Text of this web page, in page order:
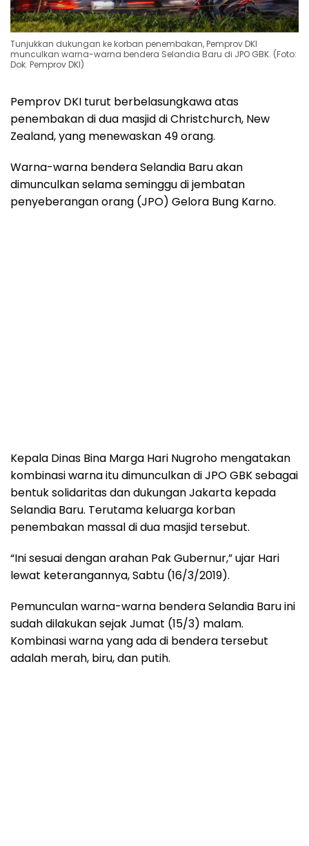
Tunjukkan dukungan ke korban penembakan, Pemprov DKI
munculkan warna-warna bendera Selandia Baru di JPO GBK. (Foto:
Dok. Pemprov DKI)
Pemprov DKI turut berbelasungkawa atas
penembakan di dua masjid di Christchurch, New
Zealand, yang menewaskan 49 orang.
Warna-warna bendera Selandia Baru akan
dimunculkan selama seminggu di jembatan
penyeberangan orang (JPO) Gelora Bung Karno.
Kepala Dinas Bina Marga Hari Nugroho mengatakan
kombinasi warna itu dimunculkan di JPO GBK sebagai
bentuk solidaritas dan dukungan Jakarta kepada
Selandia Baru. Terutama keluarga korban
penembakan massal di dua masjid tersebut.
“Ini sesuai dengan arahan Pak Gubernur,” ujar Hari
lewat keterangannya, Sabtu (16/3/2019).
Pemunculan warna-warna bendera Selandia Baru ini
sudah dilakukan sejak Jumat (15/3) malam.
Kombinasi warna yang ada di bendera tersebut
adalah merah, biru, dan putih.